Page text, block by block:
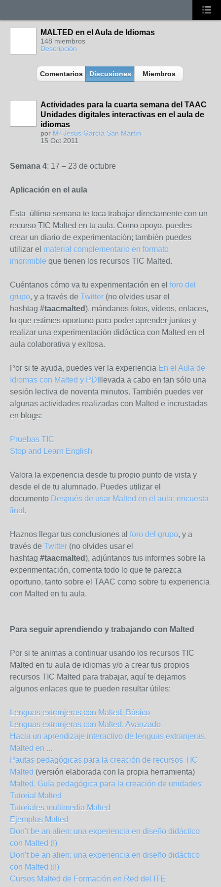
MALTED en el Aula de Idiomas
148 miembros
Descripción
Comentarios Discusiones Miembros
Actividades para la cuarta semana del TAAC
Unidades digitales interactivas en el aula de
idiomas
por Mª Jesús García San Martín
15 Oct 2011
Semana 4: 17 – 23 de octubre
Aplicación en el aula
Esta última semana te toca trabajar directamente con un
recurso TIC Malted en tu aula. Como apoyo, puedes
crear un diario de experimentación; también puedes
utilizar el material complementario en formato
imprimible que tienen los recursos TIC Malted.
Cuéntanos cómo va tu experimentación en el foro del
grupo, y a través de Twitter (no olvides usar el
hashtag #taacmalted), mándanos fotos, vídeos, enlaces,
lo que estimes oportuno para poder aprender juntos y
realizar una experimentación didáctica con Malted en el
aula colaborativa y exitosa.
Por si te ayuda, puedes ver la experiencia En el Aula de
Idiomas con Malted y PDI
llevada a cabo en tan sólo una
sesión lectiva de noventa minutos. También puedes ver
algunas actividades realizadas con Malted e incrustadas
en blogs:
Pruebas TIC
Stop and Learn English
Valora la experiencia desde tu propio punto de vista y
desde el de tu alumnado. Puedes utilizar el
documento Después de usar Malted en el aula: encuesta
final .
Haznos llegar tus conclusiones al foro del grupo, y a
través de Twitter (no olvides usar el
hashtag #taacmalted), adjúntanos tus informes sobre la
experimentación, comenta todo lo que te parezca
oportuno, tanto sobre el TAAC como sobre tu experiencia
con Malted en tu aula.
Para seguir aprendiendo y trabajando con Malted
Por si te animas a continuar usando los recursos TIC
Malted en tu aula de idiomas y/o a crear tus propios
recursos TIC Malted para trabajar, aquí te dejamos
algunos enlaces que te pueden resultar útiles:
Lenguas extranjeras con Malted. Básico
Lenguas extranjeras con Malted. Avanzado
Hacia un aprendizaje interactivo de lenguas extranjeras.
Malted en ...
Pautas pedagógicas para la creación de recursos TIC
Malted (versión elaborada con la propia herramienta)
Malted. Guía pedagógica para la creación de unidades
Tutorial Malted
Tutoriales multimedia Malted
Ejemplos Malted
Don’t be an alien: una experiencia en diseño didáctico
con Malted (I)
Don’t be an alien: una experiencia en diseño didáctico
con Malted (II)
Cursos Malted de Formación en Red del ITE